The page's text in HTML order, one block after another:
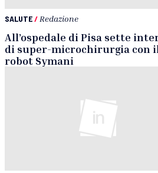
SALUTE/ Redazione
All’ospedale di Pisa sette
di super-microchirurgia con
robot Symani